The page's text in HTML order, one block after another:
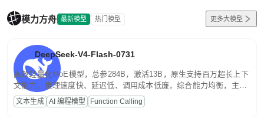
模力方舟 最新模型 热门模型 更多大模型
DeepSeek-V4-Flash-0731
高效轻量化MoE模型，总参284B，激活13B，原生支持百万超长上下
文能力。推理速度快、延迟低、调用成本低廉，综合能力均衡，主打
高并发、轻量化任务，适合日常对话、内容创作、基础 RAG、批量
文案处理等普惠刚需场景。
文本生成 AI 编程模型 Function Calling